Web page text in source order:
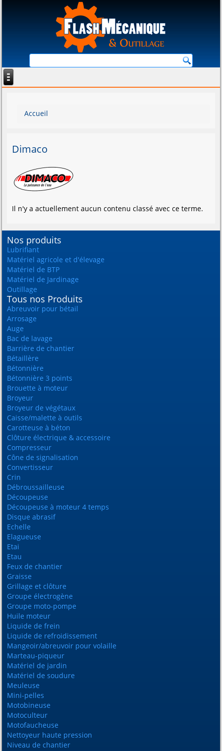
Vous êtes ici
Accueil
Dimaco
Il n'y a actuellement aucun contenu classé avec ce terme.
Nos produits
Lubrifiant
Matériel agricole et d'élevage
Matériel de BTP
Matériel de Jardinage
Outillage
Tous nos Produits
Abreuvoir pour bétail
Arrosage
Auge
Bac de lavage
Barrière de chantier
Bétaillère
Bétonnière
Bétonnière 3 points
Brouette à moteur
Broyeur
Broyeur de végétaux
Caisse/malette à outils
Carotteuse à béton
Clôture électrique & accessoire
Compresseur
Cône de signalisation
Convertisseur
Crin
Débroussailleuse
Découpeuse
Découpeuse à moteur 4 temps
Disque abrasif
Echelle
Elagueuse
Etai
Etau
Feux de chantier
Graisse
Grillage et clôture
Groupe électrogène
Groupe moto-pompe
Huile moteur
Liquide de frein
Liquide de refroidissement
Mangeoir/abreuvoir pour volaille
Marteau-piqueur
Matériel de jardin
Matériel de soudure
Meuleuse
Mini-pelles
Motobineuse
Motoculteur
Motofaucheuse
Nettoyeur haute pression
Niveau de chantier